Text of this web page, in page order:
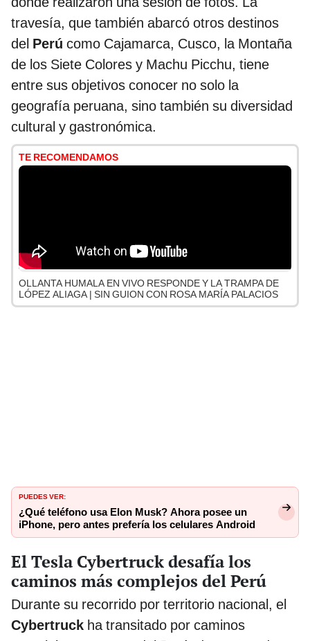
travesía, que también abarcó otros destinos
del Perú como Cajamarca, Cusco, la Montaña
de los Siete Colores y Machu Picchu, tiene
entre sus objetivos conocer no solo la
geografía peruana, sino también su diversidad
cultural y gastronómica.
TE RECOMENDAMOS
OLLANTA HUMALA EN VIVO RESPONDE Y LA TRAMPA DE
LÓPEZ ALIAGA | SIN GUION CON ROSA MARÍA PALACIOS
PUEDES VER:
¿Qué teléfono usa Elon Musk? Ahora posee un
iPhone, pero antes prefería los celulares Android
El Tesla Cybertruck desafía los
caminos más complejos del Perú
Durante su recorrido por territorio nacional, el
Cybertruck ha transitado por caminos